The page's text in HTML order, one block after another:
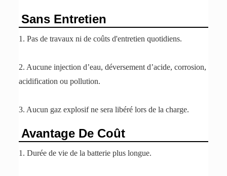
Sans Entretien
1. Pas de travaux ni de coûts d'entretien quotidiens.
2. Aucune injection d’eau, déversement d’acide, corrosion,
acidification ou pollution.
3. Aucun gaz explosif ne sera libéré lors de la charge.
Avantage De Coût
1. Durée de vie de la batterie plus longue.